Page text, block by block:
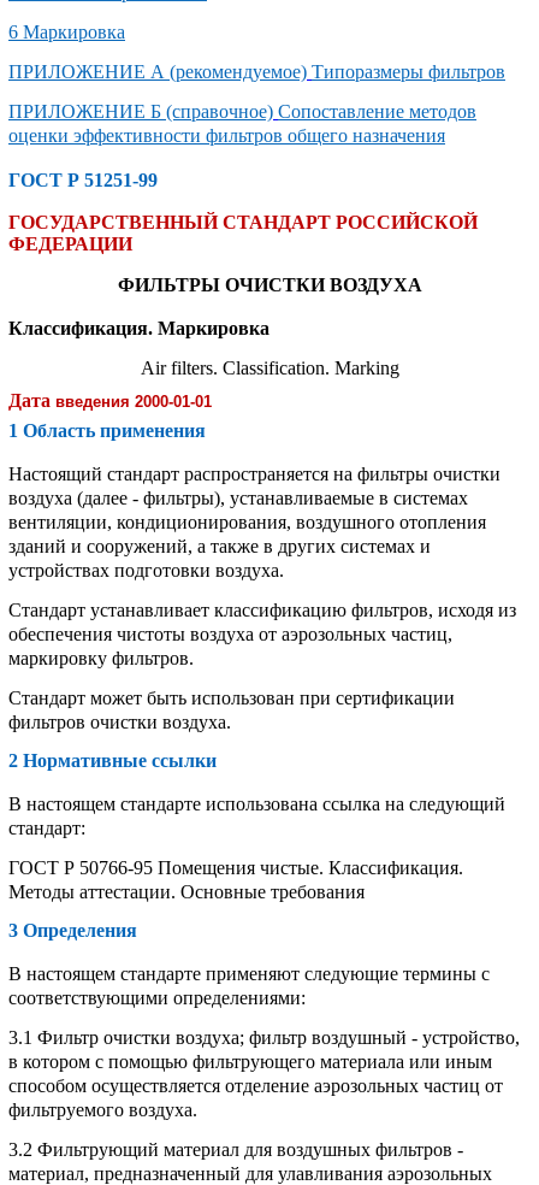
6 Маркировка
ПРИЛОЖЕНИЕ А (рекомендуемое) Типоразмеры фильтров
ПРИЛОЖЕНИЕ Б (справочное) Сопоставление методов
оценки эффективности фильтров общего назначения
ГОСТ Р 51251-99
ГОСУДАРСТВЕННЫЙ СТАНДАРТ РОССИЙСКОЙ
ФЕДЕРАЦИИ
ФИЛЬТРЫ ОЧИСТКИ ВОЗДУХА
Классификация. Маркировка
Air filters. Classification. Marking
Дата введения 2000-01-01
1 Область применения
Настоящий стандарт распространяется на фильтры очистки
воздуха (далее - фильтры), устанавливаемые в системах
вентиляции, кондиционирования, воздушного отопления
зданий и сооружений, а также в других системах и
устройствах подготовки воздуха.
Стандарт устанавливает классификацию фильтров, исходя из
обеспечения чистоты воздуха от аэрозольных частиц,
маркировку фильтров.
Стандарт может быть использован при сертификации
фильтров очистки воздуха.
2 Нормативные ссылки
В настоящем стандарте использована ссылка на следующий
стандарт:
ГОСТ Р 50766-95 Помещения чистые. Классификация.
Методы аттестации. Основные требования
3 Определения
В настоящем стандарте применяют следующие термины с
соответствующими определениями:
3.1 Фильтр очистки воздуха; фильтр воздушный - устройство,
в котором с помощью фильтрующего материала или иным
способом осуществляется отделение аэрозольных частиц от
фильтруемого воздуха.
3.2 Фильтрующий материал для воздушных фильтров -
материал, предназначенный для улавливания аэрозольных